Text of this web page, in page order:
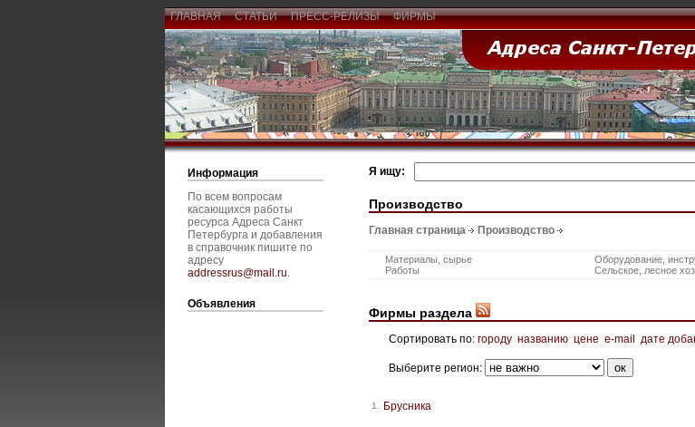
ГЛАВНАЯ СТАТЬИ ПРЕСС-РЕЛИЗЫ ФИРМЫ
Информация
По всем вопросам
касающихся работы
ресурса Адреса Санкт
Петербурга и добавления
в справочник пишите по
адресу
addressrus@mail.ru.
Объявления
Я ищу:
Производство
Главная страница Производство
Материалы, сырье Оборудование,
Работы
Сельское, лесное
Фирмы раздела
Сортировать по: городу названию цене e-mail дате
Выберите регион:
1. Брусника